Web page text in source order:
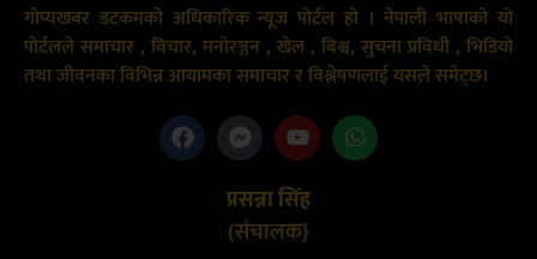
गोप्यखबर डटकमको अधिकारिक न्यूज पोर्टल हो । नेपाली भाषाको यो
पोर्टलले समाचार , विचार, मनोरञ्जन , खेल , बिश्व, सुचना प्रविधी , भिडियो
तथा जीवनका विभिन्न आयामका समाचार र विश्लेषणलाई यसले समेट्छ।
प्रसन्ना सिंह
(संचालक}